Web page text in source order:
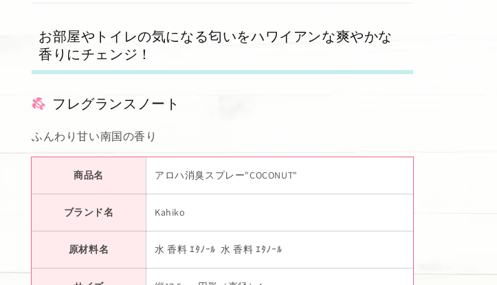
お部屋やトイレの気になる匂いをハワイアンな爽やかな
香りにチェンジ！
フレグランスノート
ふんわり甘い南国の香り
商品名 アロハ消臭スプレー"COCONUT"
ブランド名 Kahiko
原材料名 水 香料 ｴﾀﾉｰﾙ 水 香料 ｴﾀﾉｰﾙ